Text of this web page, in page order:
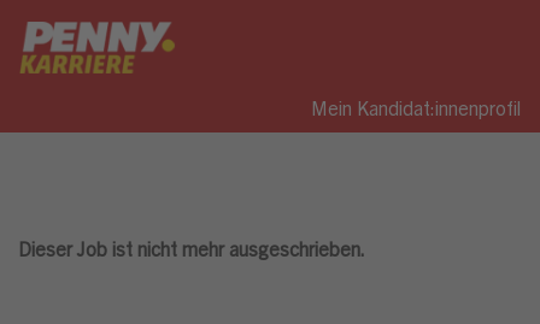
Mein Kandidat:innenprofil
Dieser Job ist nicht mehr ausgeschrieben.